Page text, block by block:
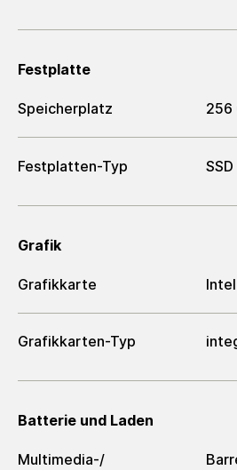
Festplatte
Speicherplatz 256
Festplatten-Typ SSD
Grafik
Grafikkarte
Grafikkarten-Typ
Batterie und Laden
Multimedia-/​